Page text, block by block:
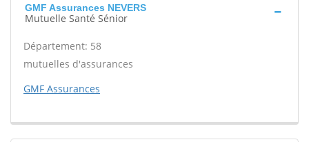
GMF Assurances NEVERS
Mutuelle Santé Sénior
Département: 58
mutuelles d'assurances
GMF Assurances